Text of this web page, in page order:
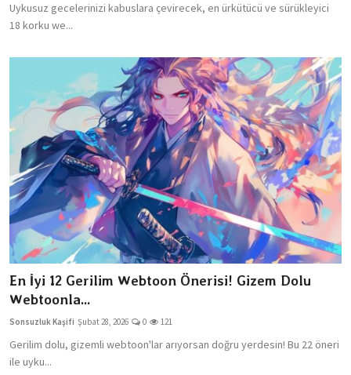
Uykusuz gecelerinizi kabuslara çevirecek, en ürkütücü ve sürükleyici
18 korku we...
En İyi 12 Gerilim Webtoon Önerisi! Gizem Dolu
Webtoonla...
Sonsuzluk Kaşifi Şubat 28, 2026 0 121
Gerilim dolu, gizemli webtoon'lar arıyorsan doğru yerdesin! Bu 22 öneri
ile uyku...